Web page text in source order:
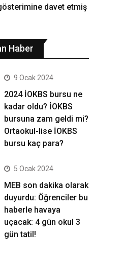
davet etmiş
Haber
9 Ocak 2024
2024 İOKBS bursu ne
kadar oldu? İOKBS
bursuna zam geldi mi?
Ortaokul-lise İOKBS
bursu kaç para?
5 Ocak 2024
MEB son dakika olarak
duyurdu: Öğrenciler bu
haberle havaya
uçacak: 4 gün okul 3
gün tatil!